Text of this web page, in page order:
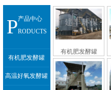
产品中心
PRODUCTS
有机肥发酵罐
高温好氧发酵罐
有机肥发酵罐